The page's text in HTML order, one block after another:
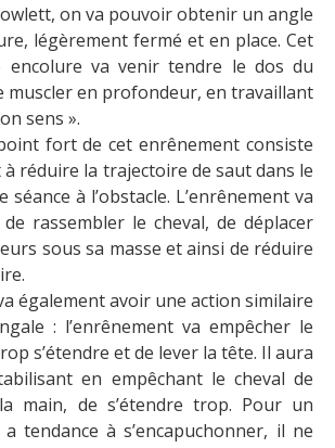
on va pouvoir obtenir un angle
légèrement fermé et en place. Cet
encolure va venir tendre le dos du
muscler en profondeur, en travaillant
sens ».
fort de cet enrênement consiste
réduire la trajectoire de saut dans le
séance à l’obstacle. L’enrênement va
rassembler le cheval, de déplacer
sous sa masse et ainsi de réduire
également avoir une action similaire
: l’enrênement va empêcher le
s’étendre et de lever la tête. Il aura
en empêchant le cheval de
main, de s’étendre trop. Pour un
tendance à s’encapuchonner, il ne